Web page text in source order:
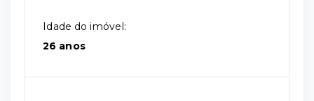
Idade do imóvel:
26 anos